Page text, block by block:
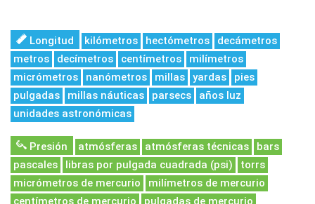
Longitud kilómetros hectómetros
decámetros
metros
decímetros centímetros
milímetros
micrómetros
nanómetros millas yardas
pies
pulgadas
millas náuticas parsecs
años luz
unidades astronómicas
Presión atmósferas atmósferas técnicas
bars
pascales
libras por pulgada cuadrada (psi)
torrs
micrómetros de mercurio
milímetros de mercurio
centímetros de mercurio
pulgadas de mercurio